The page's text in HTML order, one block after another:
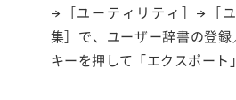
→［ユーティリティ］→［
集］で、ユーザー辞書の登
キーを押して「エクスポート